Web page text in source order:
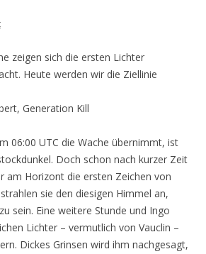
zeigen sich die ersten Lichter
Heute werden wir die Ziellinie
Generation Kill
06:00 UTC die Wache übernimmt, ist
Doch schon nach kurzer Zeit
am Horizont die ersten Zeichen von
sie den diesigen Himmel an,
sein. Eine weitere Stunde und Ingo
Lichter – vermutlich von Vauclin –
Dickes Grinsen wird ihm nachgesagt,